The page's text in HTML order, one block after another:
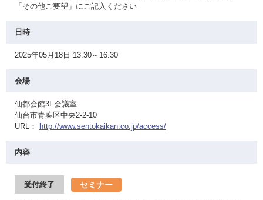
「その他ご要望」にご記入ください
日時
2025年05月18日 13:30～16:30
会場
仙都会館3F会議室
仙台市青葉区中央2-2-10
URL：
http://www.sentokaikan.co.jp/access/
内容
受付終了 セミナー